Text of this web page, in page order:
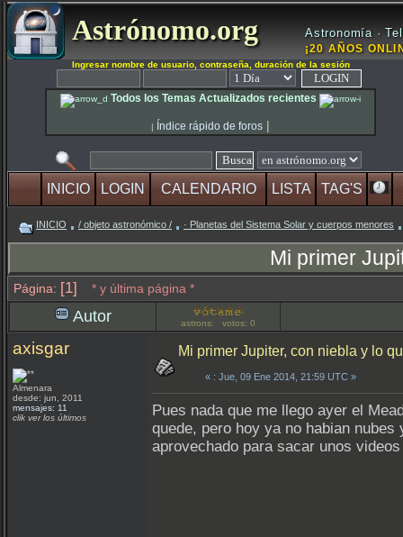
Astrónomo.org Astronomía ·
¡20 AÑOS
Ingresar nombre de usuario, contraseña, duración de la sesión
Todos los Temas Actualizados recientes
| Índice rápido de foros |
INICIO LOGIN CALENDARIO LISTA TAG'S
INICIO / objeto astronómico / · Planetas del Sistema Solar y cuerpos menores
Mi primer
Página: [1] * y última página *
Autor astrons: votos: 0
axisgar
Almenara
desde: jun, 2011
mensajes: 11
clik ver los últimos
Mi primer Jupiter, con niebla y lo
« : Jue, 09 Ene 2014, 21:59 UTC »
Pues nada que me llego ayer el
quede, pero hoy ya no habian
aprovechado para sacar unos